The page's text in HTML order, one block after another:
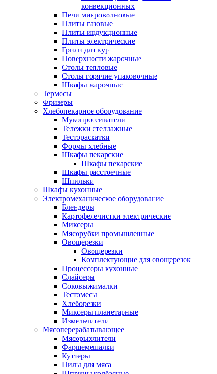
конвекционных
Печи микроволновые
Плиты газовые
Плиты индукционные
Плиты электрические
Грили для кур
Поверхности жарочные
Столы тепловые
Столы горячие упаковочные
Шкафы жарочные
Термосы
Фризеры
Хлебопекарное оборудование
Мукопросеиватели
Тележки стеллажные
Тестораскатки
Формы хлебные
Шкафы пекарские
Шкафы пекарские
Шкафы расстоечные
Шпильки
Шкафы кухонные
Электромеханическое оборудование
Блендеры
Картофелечистки электрические
Миксеры
Мясорубки промышленные
Овощерезки
Овощерезки
Комплектующие для овощерезок
Процессоры кухонные
Слайсеры
Соковыжималки
Тестомесы
Хлеборезки
Миксеры планетарные
Измельчители
Мясоперерабатывающее
Мясорыхлители
Фаршемешалки
Куттеры
Пилы для мяса